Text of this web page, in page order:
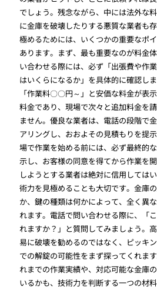
でしょう。残念ながら、中には法外な
に金庫を破壊したりする悪質な業者も
極めるためには、いくつかの重要なポ
あります。まず、最も重要なのが料金
い合わせる際には、必ず「出張費や作
はいくらになるか」を具体的に確認し
「作業料〇〇円～」と安価な料金が表
料金であり、現場で次々と追加料金を
ません。優良な業者は、電話の段階で
アリングし、おおよその見積もりを提
場で作業を始める前には、必ず最終的
示し、お客様の同意を得てから作業を
しようとする業者は絶対に信用しては
術力を見極めることも大切です。金庫
か、鍵の種類は何かによって、全く異
れます。電話で問い合わせる際に、「
れますか？」と質問してみましょう。
易に破壊を勧めるのではなく、ピッキ
での解錠の可能性をまず探ってくれま
れまでの作業実績や、対応可能な金庫
いるかも、技術力を判断する一つの材